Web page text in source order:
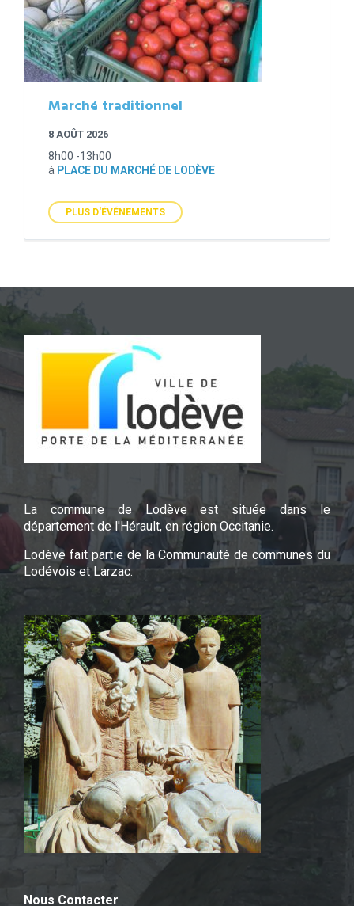
Marché traditionnel
8 AOÛT 2026
8h00 -13h00
à PLACE DU MARCHÉ DE LODÈVE
PLUS D'ÉVÉNEMENTS
La commune de Lodève est située dans le
département de l'Hérault, en région Occitanie.
Lodève fait partie de la Communauté de communes du
Lodévois et Larzac.
Nous Contacter